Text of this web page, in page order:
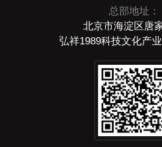
总部地址：
北京市海淀区唐
弘祥1989科技文化产